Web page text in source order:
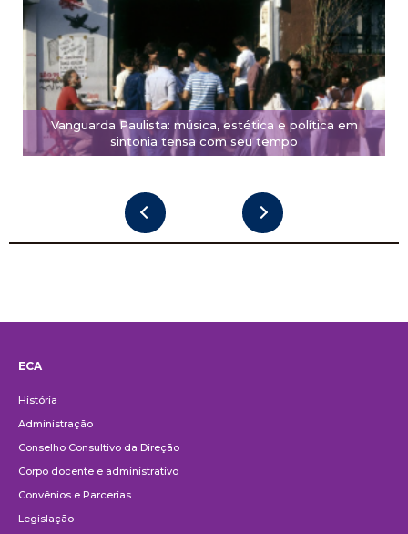
Vanguarda Paulista: música, estética e política em
sintonia tensa com seu tempo
ECA
História
Administração
Conselho Consultivo da Direção
Corpo docente e administrativo
Convênios e Parcerias
Legislação